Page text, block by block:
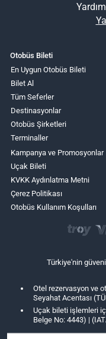
Otobüs Bileti
En Uygun Otobüs Bileti
Bilet Al
Tüm Seferler
Destinasyonlar
Otobüs Şirketleri
Terminaller
Kampanya ve Promosyonlar
Uçak Bileti
KVKK Aydınlatma Metni
Çerez Politikası
Otobüs Kullanım Koşulları
Türkiye'nin
Otel rezervasyon ve
Seyahat Acentası
Uçak bileti işlemleri
Belge No: 4443) |